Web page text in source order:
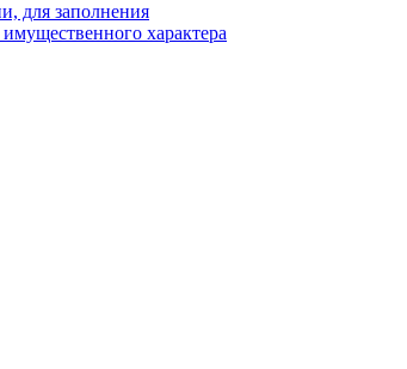
для заполнения
характера